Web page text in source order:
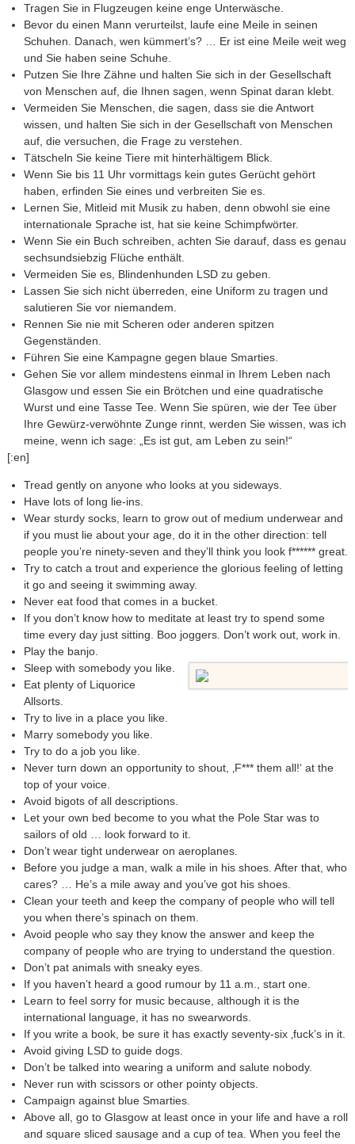
Tragen Sie in Flugzeugen keine enge Unterwäsche.
Bevor du einen Mann verurteilst, laufe eine Meile in seinen
Schuhen. Danach, wen kümmert’s? … Er ist eine Meile weit weg
und Sie haben seine Schuhe.
Putzen Sie Ihre Zähne und halten Sie sich in der Gesellschaft
von Menschen auf, die Ihnen sagen, wenn Spinat daran klebt.
Vermeiden Sie Menschen, die sagen, dass sie die Antwort
wissen, und halten Sie sich in der Gesellschaft von Menschen
auf, die versuchen, die Frage zu verstehen.
Tätscheln Sie keine Tiere mit hinterhältigem Blick.
Wenn Sie bis 11 Uhr vormittags kein gutes Gerücht gehört
haben, erfinden Sie eines und verbreiten Sie es.
Lernen Sie, Mitleid mit Musik zu haben, denn obwohl sie eine
internationale Sprache ist, hat sie keine Schimpfwörter.
Wenn Sie ein Buch schreiben, achten Sie darauf, dass es genau
sechsundsiebzig Flüche enthält.
Vermeiden Sie es, Blindenhunden LSD zu geben.
Lassen Sie sich nicht überreden, eine Uniform zu tragen und
salutieren Sie vor niemandem.
Rennen Sie nie mit Scheren oder anderen spitzen
Gegenständen.
Führen Sie eine Kampagne gegen blaue Smarties.
Gehen Sie vor allem mindestens einmal in Ihrem Leben nach
Glasgow und essen Sie ein Brötchen und eine quadratische
Wurst und eine Tasse Tee. Wenn Sie spüren, wie der Tee über
Ihre Gewürz-verwöhnte Zunge rinnt, werden Sie wissen, was ich
meine, wenn ich sage: „Es ist gut, am Leben zu sein!“
[:en]
Tread gently on anyone who looks at you sideways.
Have lots of long lie-ins.
Wear sturdy socks, learn to grow out of medium underwear and
if you must lie about your age, do it in the other direction: tell
people you’re ninety-seven and they’ll think you look f****** great.
Try to catch a trout and experience the glorious feeling of letting
it go and seeing it swimming away.
Never eat food that comes in a bucket.
If you don’t know how to meditate at least try to spend some
time every day just sitting. Boo joggers. Don’t work out, work in.
Play the banjo.
Sleep with somebody you like.
Eat plenty of Liquorice
Allsorts.
Try to live in a place you like.
Marry somebody you like.
Try to do a job you like.
Never turn down an opportunity to shout, ‚F*** them all!‘ at the
top of your voice.
Avoid bigots of all descriptions.
Let your own bed become to you what the Pole Star was to
sailors of old … look forward to it.
Don’t wear tight underwear on aeroplanes.
Before you judge a man, walk a mile in his shoes. After that, who
cares? … He’s a mile away and you’ve got his shoes.
Clean your teeth and keep the company of people who will tell
you when there’s spinach on them.
Avoid people who say they know the answer and keep the
company of people who are trying to understand the question.
Don’t pat animals with sneaky eyes.
If you haven’t heard a good rumour by 11 a.m., start one.
Learn to feel sorry for music because, although it is the
international language, it has no swearwords.
If you write a book, be sure it has exactly seventy-six ‚fuck’s in it.
Avoid giving LSD to guide dogs.
Don’t be talked into wearing a uniform and salute nobody.
Never run with scissors or other pointy objects.
Campaign against blue Smarties.
Above all, go to Glasgow at least once in your life and have a roll
and square sliced sausage and a cup of tea. When you feel the